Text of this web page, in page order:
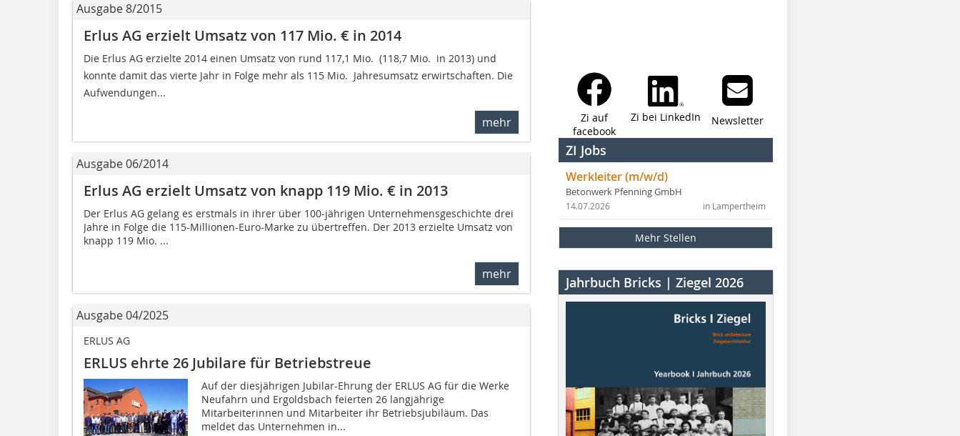
Ausgabe 8/2015
Erlus AG erzielt Umsatz von 117 Mio. € in 2014
Die Erlus AG erzielte 2014 einen Umsatz von rund 117,1 Mio.  (118,7 Mio.  in 2013) und
konnte damit das vierte Jahr in Folge mehr als 115 Mio.  Jahresumsatz erwirtschaften. Die
Aufwendungen...
mehr
Ausgabe 06/2014
Erlus AG erzielt Umsatz von knapp 119 Mio. € in 2013
Der Erlus AG gelang es erstmals in ihrer über 100-jährigen Unternehmensgeschichte drei
Jahre in Folge die 115-Millionen-Euro-Marke zu übertreffen. Der 2013 erzielte Umsatz von
knapp 119 Mio. ...
mehr
Ausgabe 04/2025
ERLUS AG
ERLUS ehrte 26 Jubilare für Betriebstreue
Auf der diesjährigen Jubilar-Ehrung der ERLUS AG für die Werke
Neufahrn und Ergoldsbach feierten 26 langjährige
Mitarbeiterinnen und Mitarbeiter ihr Betriebsjubiläum. Das
meldet das Unternehmen in...
Zi auf
facebook
Zi bei LinkedIn Newsletter
ZI Jobs
Werkleiter (m/w/d)
Betonwerk Pfenning GmbH
in Lampertheim
14.07.2026
Mehr Stellen
Jahrbuch Bricks | Ziegel 2026